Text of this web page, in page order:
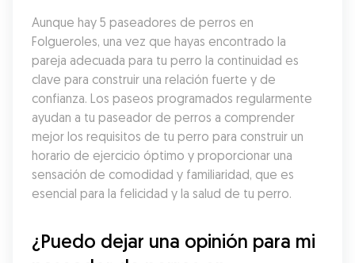
Aunque hay 5 paseadores de perros en
Folgueroles, una vez que hayas encontrado la
pareja adecuada para tu perro la continuidad es
clave para construir una relación fuerte y de
confianza. Los paseos programados regularmente
ayudan a tu paseador de perros a comprender
mejor los requisitos de tu perro para construir un
horario de ejercicio óptimo y proporcionar una
sensación de comodidad y familiaridad, que es
esencial para la felicidad y la salud de tu perro.
¿Puedo dejar una opinión para mi